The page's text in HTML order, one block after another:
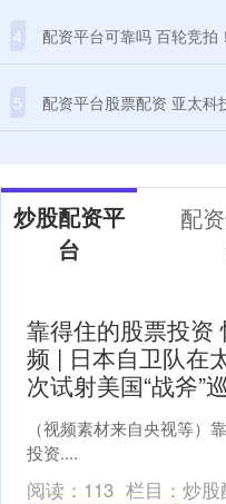
4 配资平台可靠吗 百轮竞拍！中
5 配资平台股票配资 亚太科技最新公告：
炒股配资平
台
配
靠得住的股票投资
频 | 日本自卫队在
次试射美国“战斧”
（视频素材来自央视等）
投资....
阅读： 113 栏目： 炒股